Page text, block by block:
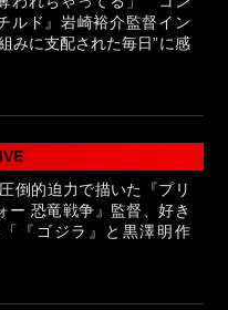
ルド』岩崎裕介監督イン
みに支配された毎日”に感
倒的迫力で描いた『プリ
ー 恐竜戦争』監督、好き
『ゴジラ』と黒澤明作